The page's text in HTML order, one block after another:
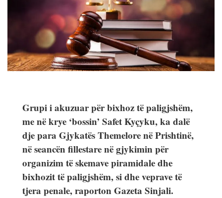
Grupi i akuzuar për bixhoz të paligjshëm,
me në krye ‘bossin’ Safet Kyçyku, ka dalë
dje para Gjykatës Themelore në Prishtinë,
në seancën fillestare në gjykimin për
organizim të skemave piramidale dhe
bixhozit të paligjshëm, si dhe veprave të
tjera penale, raporton Gazeta Sinjali.